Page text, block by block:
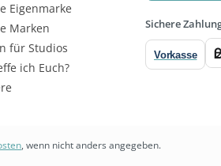
Eigenmarke
Marken
für Studios
ich Euch?
Sichere
Vorkasse
, wenn nicht anders angegeben.